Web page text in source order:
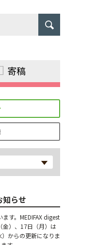
寄稿
知らせ
す。MEDIFAX digest
金）、17日（月）は
からの更新になりま